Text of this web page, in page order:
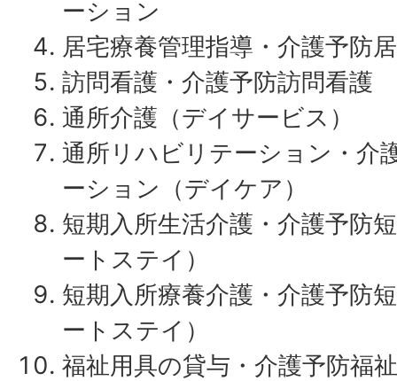
ーション
居宅療養管理指導・介護予防
訪問看護・介護予防訪問看護
通所介護（デイサービス）
通所リハビリテーション・介
ーション（デイケア）
短期入所生活介護・介護予防
ートステイ）
短期入所療養介護・介護予防
ートステイ）
福祉用具の貸与・介護予防福